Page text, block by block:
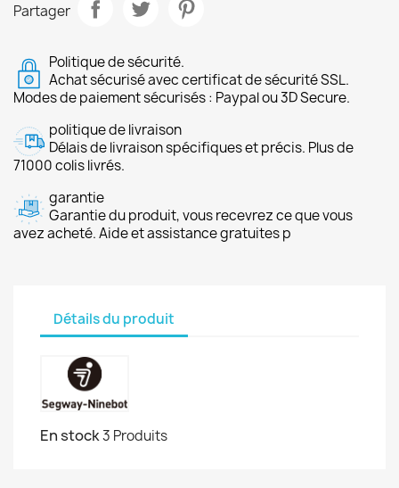
Partager
Politique de sécurité.
Achat sécurisé avec certificat de sécurité SSL.
Modes de paiement sécurisés : Paypal ou 3D Secure.
politique de livraison
Délais de livraison spécifiques et précis. Plus de
71000 colis livrés.
garantie
Garantie du produit, vous recevrez ce que vous
avez acheté. Aide et assistance gratuites p
Détails du produit
En stock3 Produits